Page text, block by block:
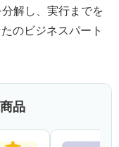
解し、実行までを
のビジネスパート
品